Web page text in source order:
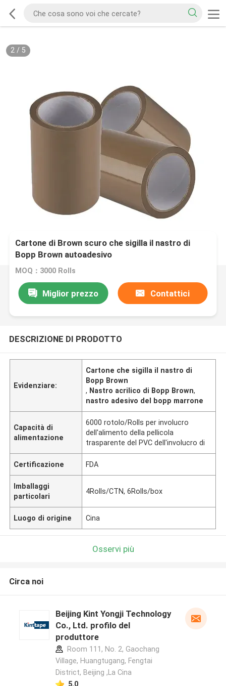
2/ 5
Cartone di Brown scuro che sigilla il nastro di
Bopp Brown autoadesivo
MOQ：3000 Rolls
Miglior prezzo Contattici
DESCRIZIONE DI PRODOTTO
Evidenziare:
Cartone che sigilla il nastro di
Bopp Brown
, Nastro acrilico di Bopp Brown,
nastro adesivo del bopp marrone
Capacità di
alimentazione
6000 rotolo/Rolls per involucro
dell'alimento della pellicola
trasparente del PVC dell'involucro di
Certificazione FDA
Imballaggi
particolari
4Rolls/CTN, 6Rolls/box
Luogo di origine Cina
Osservi più
Circa noi
Beijing Kint Yongji Technology
Co., Ltd. profilo del
produttore
Room 111, No. 2, Gaochang
Village, Huangtugang, Fengtai
District, Beijing ,La Cina
5.0